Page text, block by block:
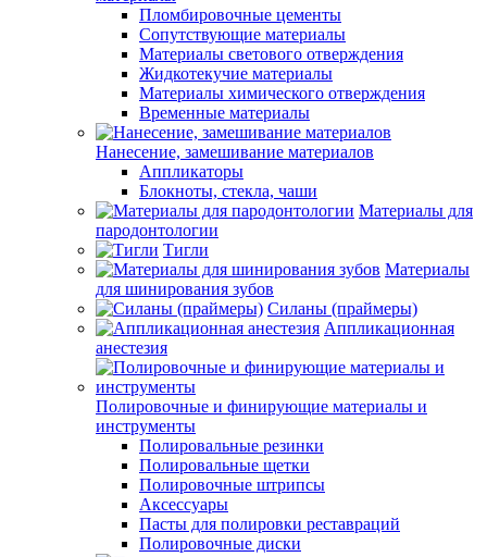
Пломбировочные цементы
Сопутствующие материалы
Материалы светового отверждения
Жидкотекучие материалы
Материалы химического отверждения
Временные материалы
Нанесение, замешивание материалов
Аппликаторы
Блокноты, стекла, чаши
Материалы для
пародонтологии
Тигли
Материалы
для шинирования зубов
Силаны (праймеры)
Аппликационная
анестезия
Полировочные и финирующие материалы и
инструменты
Полировальные резинки
Полировальные щетки
Полировочные штрипсы
Аксессуары
Пасты для полировки реставраций
Полировочные диски